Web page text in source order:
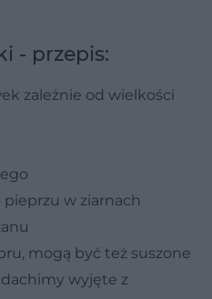
- przepis:
zależnie od wielkości
pieprzu w ziarnach
mogą być też suszone
wyjęte z